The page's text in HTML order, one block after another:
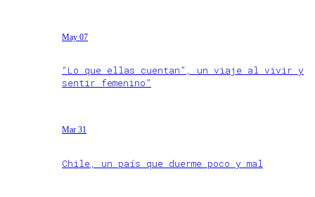
May 07
“Lo que ellas cuentan”, un viaje al vivir y
sentir femenino”
Mar 31
Chile, un país que duerme poco y mal